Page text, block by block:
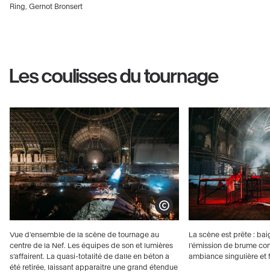
Ring, Gernot Bronsert
Les coulisses du tournage
Show copyright
Vue d’ensemble de la scène de tournage au
centre de la Nef. Les équipes de son et lumières
s’affairent. La quasi-totalité de dalle en béton a
été retirée, laissant apparaitre une grand étendue
La scène est prête :
l’émission de brume
ambiance singulière et